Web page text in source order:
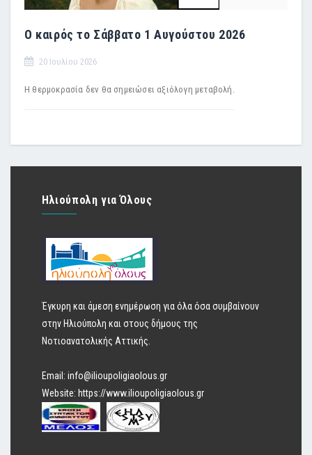
Ο καιρός το Σάββατο 1 Αυγούστου 2026
20 Ιουλίου 2026
Η θερμοκρασία δεν θα σημειώσει αξιόλογη μεταβολή.
Ηλιούπολη για Όλους
Έγκυρη και άμεση ενημέρωση για όλα όσα συμβαίνουν
στην Ηλιούπολη και στους δήμους της
Νοτιοανατολικής Αττικής.
Email: info@ilioupoligiaolous.gr
Website: https://www.ilioupoligiaolous.gr